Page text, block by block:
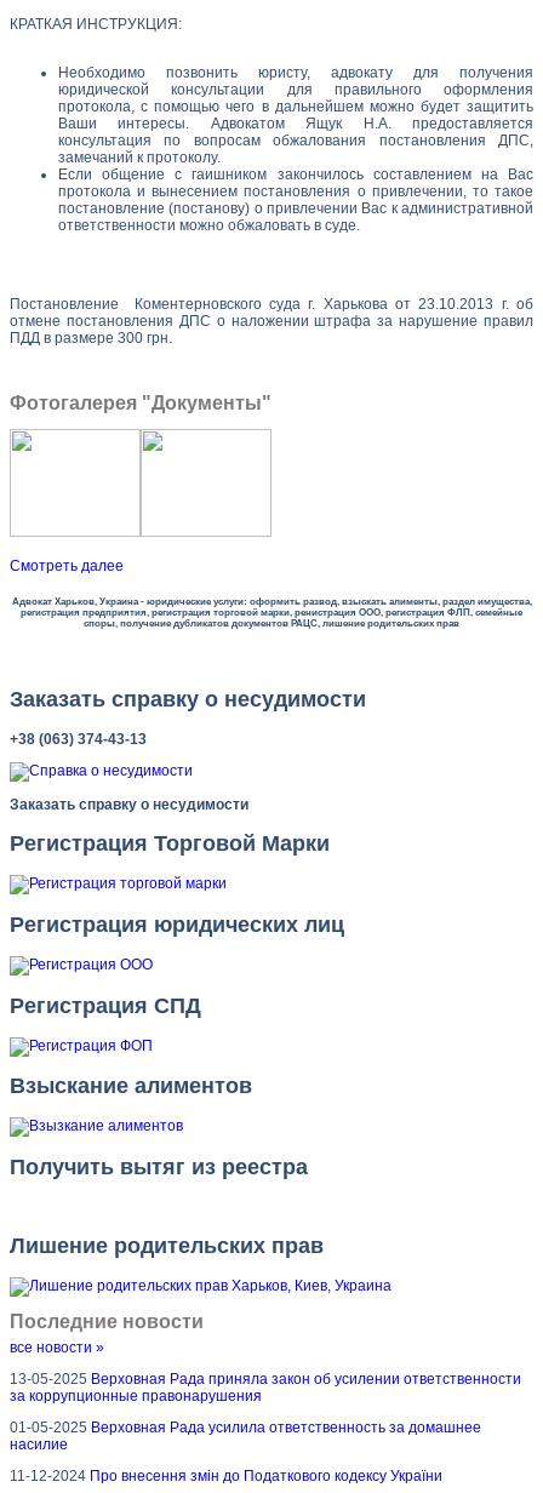
КРАТКАЯ ИНСТРУКЦИЯ:
Необходимо позвонить юристу, адвокату для получения
юридической консультации для правильного оформления
протокола, с помощью чего в дальнейшем можно будет защитить
Ваши интересы. Адвокатом Ящук Н.А. предоставляется
консультация по вопросам обжалования постановления ДПС,
замечаний к протоколу.
Если общение с гаишником закончилось составлением на Вас
протокола и вынесением постановления о привлечении, то такое
постановление (постанову) о привлечении Вас к административной
ответственности можно обжаловать в суде.
Постановление Коментерновского суда г. Харькова от 23.10.2013 г. об
отмене постановления ДПС о наложении штрафа за нарушение правил
ПДД в размере 300 грн.
Фотогалерея "Документы"
Смотреть далее
Адвокат Харьков, Украина - юридические услуги: оформить развод, взыскать алименты, раздел имущества,
регистрация предприятия, регистрация торговой марки, ренистрация ООО, регистрация ФЛП, семейные
споры, получение дубликатов документов РАЦС, лишение родительских прав
Заказать справку о несудимости
+38 (063) 374-43-13
Заказать справку о несудимости
Регистрация Торговой Марки
Регистрация юридических лиц
Регистрация СПД
Взыскание алиментов
Получить вытяг из реестра
Лишение родительских прав
Последние новости
все новости »
13-05-2025 Верховная Рада приняла закон об усилении ответственности
за коррупционные правонарушения
01-05-2025 Верховная Рада усилила ответственность за домашнее
насилие
11-12-2024 Про внесення змін до Податкового кодексу України